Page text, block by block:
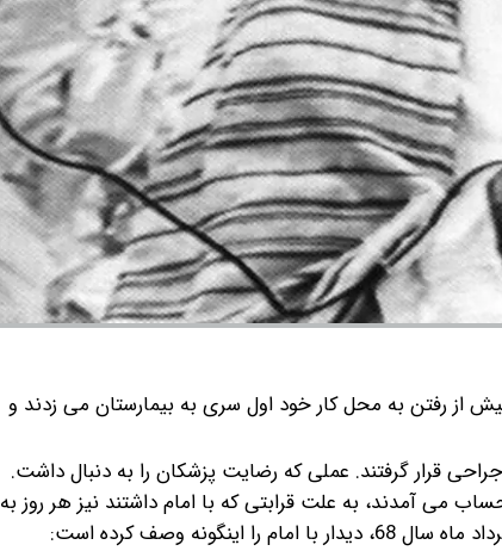
از رفتن به محل کار خود اول سری به بیمارستان می زدند و
عمل جراحی قرار گرفتند. عملی که رضایت پزشکان را به دنبال داشت.
می آمدند، به علت قرابتی که با امام داشتند نیز هر روز به
وصف کرده است: